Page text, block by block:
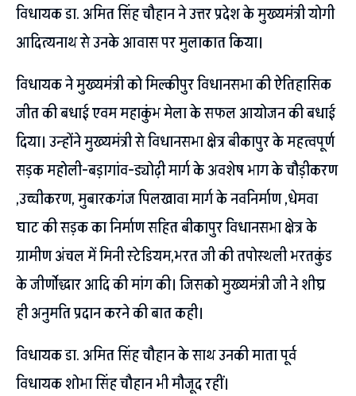
विधायक डा. अमित सिंह चौहान ने उत्तर प्रदेश के मुख्यमंत्री योगी
आदित्यनाथ से उनके आवास पर मुलाकात किया।
विधायक ने मुख्यमंत्री को मिल्कीपुर विधानसभा की ऐतिहासिक
जीत की बधाई एवम महाकुंभ मेला के सफल आयोजन की बधाई
दिया। उन्होंने मुख्यमंत्री से विधानसभा क्षेत्र बीकापुर के महत्वपूर्ण
सड़क महोली-बड़ागांव-ड्योढ़ी मार्ग के अवशेष भाग के चौड़ीकरण
,उच्चीकरण, मुबारकगंज पिलखावा मार्ग के नवनिर्माण ,धेमवा
घाट की सड़क का निर्माण सहित बीकापुर विधानसभा क्षेत्र के
ग्रामीण अंचल में मिनी स्टेडियम,भरत जी की तपोस्थली भरतकुंड
के जीर्णोद्धार आदि की मांग की। जिसको मुख्यमंत्री जी ने शीघ्र
ही अनुमति प्रदान करने की बात कही।
विधायक डा. अमित सिंह चौहान के साथ उनकी माता पूर्व
विधायक शोभा सिंह चौहान भी मौजूद रहीं।